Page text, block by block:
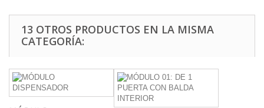
13 OTROS PRODUCTOS EN LA MISMA
CATEGORÍA: